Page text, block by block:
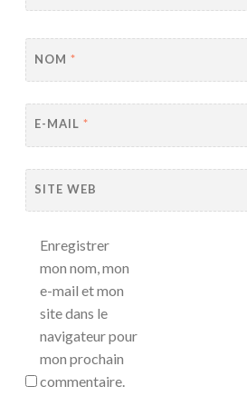
NOM *
E-MAIL *
SITE WEB
Enregistrer
mon nom, mon
e-mail et mon
site dans le
navigateur pour
mon prochain
commentaire.